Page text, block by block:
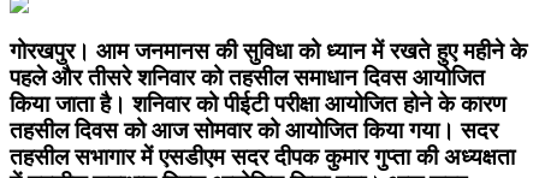
गोरखपुर। आम जनमानस की सुविधा को ध्यान में रखते हुए महीने के
पहले और तीसरे शनिवार को तहसील समाधान दिवस आयोजित
किया जाता है। शनिवार को पीईटी परीक्षा आयोजित होने के कारण
तहसील दिवस को आज सोमवार को आयोजित किया गया। सदर
तहसील सभागार में एसडीएम सदर दीपक कुमार गुप्ता की अध्यक्षता